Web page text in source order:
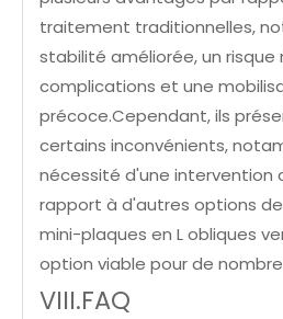
traitement traditionnelles,
stabilité améliorée, un risque
complications et une
précoce.Cependant, ils
certains inconvénients,
nécessité d'une intervention
rapport à d'autres options
mini-plaques en L obliques
option viable pour de
VIII.FAQ